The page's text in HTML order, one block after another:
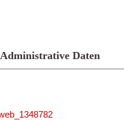
Administrative Daten